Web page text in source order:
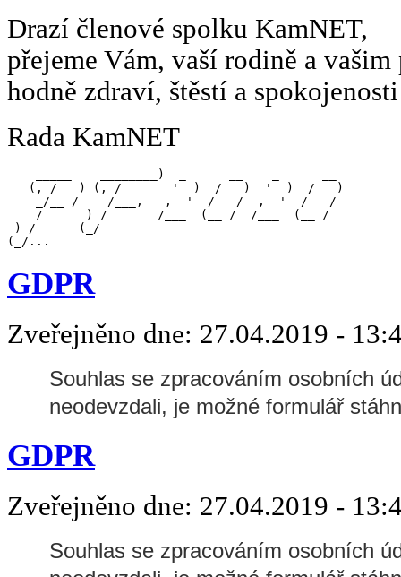
Drazí členové spolku KamNET,
přejeme Vám, vaší rodině a
hodně zdraví, štěstí a
Rada KamNET
    _____    ________)  _      __    _      __
   (, /   ) (, /       '  )  /   )  '  )  /   )
    _/__ /    /___,   ,--'  /   /  ,--'  /   /
    /      ) /       /___  (__ /  /___  (__ /
) /      (_/
(_/...
GDPR
Zveřejněno dne: 27.04.2019 -
Souhlas se zpracováním osobních
neodevzdali, je možné formulář
GDPR
Zveřejněno dne: 27.04.2019 -
Souhlas se zpracováním osobních